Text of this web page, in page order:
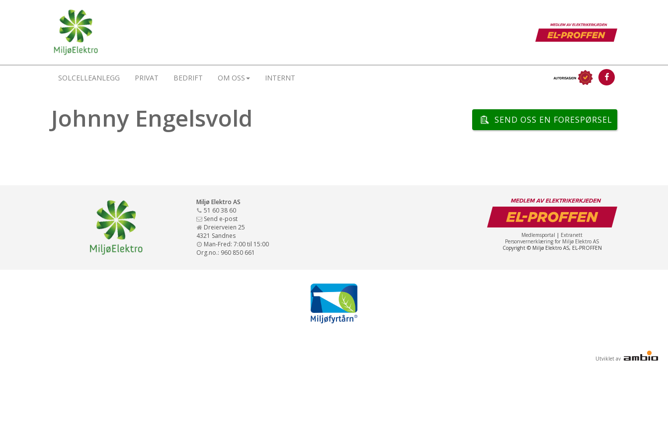
SOLCELLEANLEGG PRIVAT BEDRIFT OM OSS INTERNT
SEND OSS EN FORESPØRSEL
Johnny Engelsvold
Miljø Elektro AS
51 60 38 60
Send e-post
Dreierveien 25
4321 Sandnes
Man-Fred: 7:00 til 15:00
Org.no.: 960 850 661
Medlemsportal | Extranett
Personvernerklæring for Miljø Elektro AS
Copyright © Miljø Elektro AS, EL-PROFFEN
Utviklet av